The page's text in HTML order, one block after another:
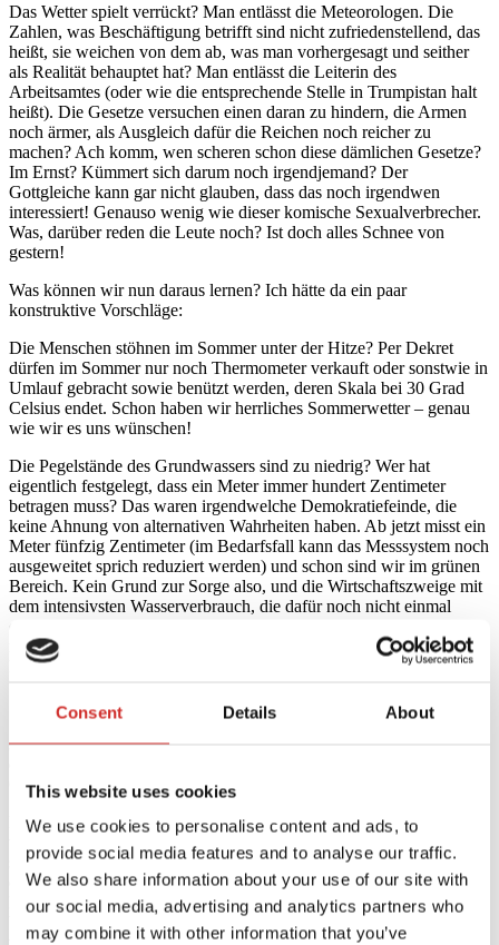
Consent Details About
This website uses cookies
We use cookies to personalise content and ads, to
provide social media features and to analyse our traffic.
We also share information about your use of our site with
our social media, advertising and analytics partners who
may combine it with other information that you’ve
Das Wetter spielt verrückt? Man entlässt die Meteorologen. Die
Zahlen, was Beschäftigung betrifft sind nicht zufriedenstellend, das
heißt, sie weichen von dem ab, was man vorhergesagt und seither
als Realität behauptet hat? Man entlässt die Leiterin des
Arbeitsamtes (oder wie die entsprechende Stelle in Trumpistan halt
heißt). Die Gesetze versuchen einen daran zu hindern, die Armen
noch ärmer, als Ausgleich dafür die Reichen noch reicher zu
machen? Ach komm, wen scheren schon diese dämlichen Gesetze?
Im Ernst? Kümmert sich darum noch irgendjemand? Der
Gottgleiche kann gar nicht glauben, dass das noch irgendwen
interessiert! Genauso wenig wie dieser komische Sexualverbrecher.
Was, darüber reden die Leute noch? Ist doch alles Schnee von
gestern!
Was können wir nun daraus lernen? Ich hätte da ein paar
konstruktive Vorschläge:
Die Menschen stöhnen im Sommer unter der Hitze? Per Dekret
dürfen im Sommer nur noch Thermometer verkauft oder sonstwie in
Umlauf gebracht sowie benützt werden, deren Skala bei 30 Grad
Celsius endet. Schon haben wir herrliches Sommerwetter – genau
wie wir es uns wünschen!
Die Pegelstände des Grundwassers sind zu niedrig? Wer hat
eigentlich festgelegt, dass ein Meter immer hundert Zentimeter
betragen muss? Das waren irgendwelche Demokratiefeinde, die
keine Ahnung von alternativen Wahrheiten haben. Ab jetzt misst ein
Meter fünfzig Zentimeter (im Bedarfsfall kann das Messsystem noch
ausgeweitet sprich reduziert werden) und schon sind wir im grünen
Bereich. Kein Grund zur Sorge also, und die Wirtschaftszweige mit
dem intensivsten Wasserverbrauch, die dafür noch nicht einmal
nicht so dramatisch ist, wie diese grünen Spinner immer tun. Wo
kämen wir denn hin, wenn wir keine Profite mehr machen dürften?!
Sie sind Chef oder Manager einer Firma, bei der die Zahlen nicht
stimmen? Warum haben Sie nicht schon längst die Controller
Grundlagen klarmachen muss, stupid! Unbelievable! You are fired!
Es gibt noch Zeitungen, die unverschämterweise über das schreiben,
was man in vorsintflutlichen Zeiten „Fakten“ nannte, während sie
sich weigern, Lügen, die in den Rang von „alternativen Wahrheiten“
erhoben werden, zu drucken? Das ist doch ein eklatanter Mangel an
Meinungsfreiheit! Da muss man Redakteure entlassen, oder noch
besser, die entsprechenden Zeitungen verbieten, damit endlich